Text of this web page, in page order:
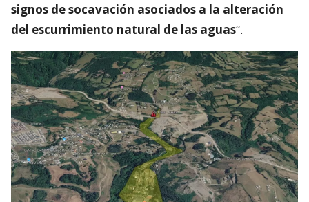
signos de socavación asociados a la alteración
del escurrimiento natural de las aguas“.